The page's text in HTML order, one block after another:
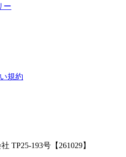
規約
TP25-193号【261029】